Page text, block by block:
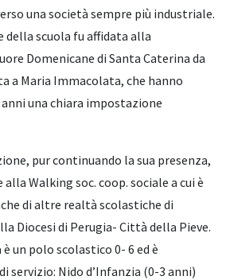
una società sempre più industriale.
della scuola fu affidata alla
Domenicane di Santa Caterina da
a Maria Immacolata, che hanno
una chiara impostazione
pur continuando la sua presenza,
Walking soc. coop. sociale a cui è
di altre realtà scolastiche di
Diocesi di Perugia- Città della Pieve.
un polo scolastico 0- 6 ed è
Nido d’Infanzia (0-3 anni)